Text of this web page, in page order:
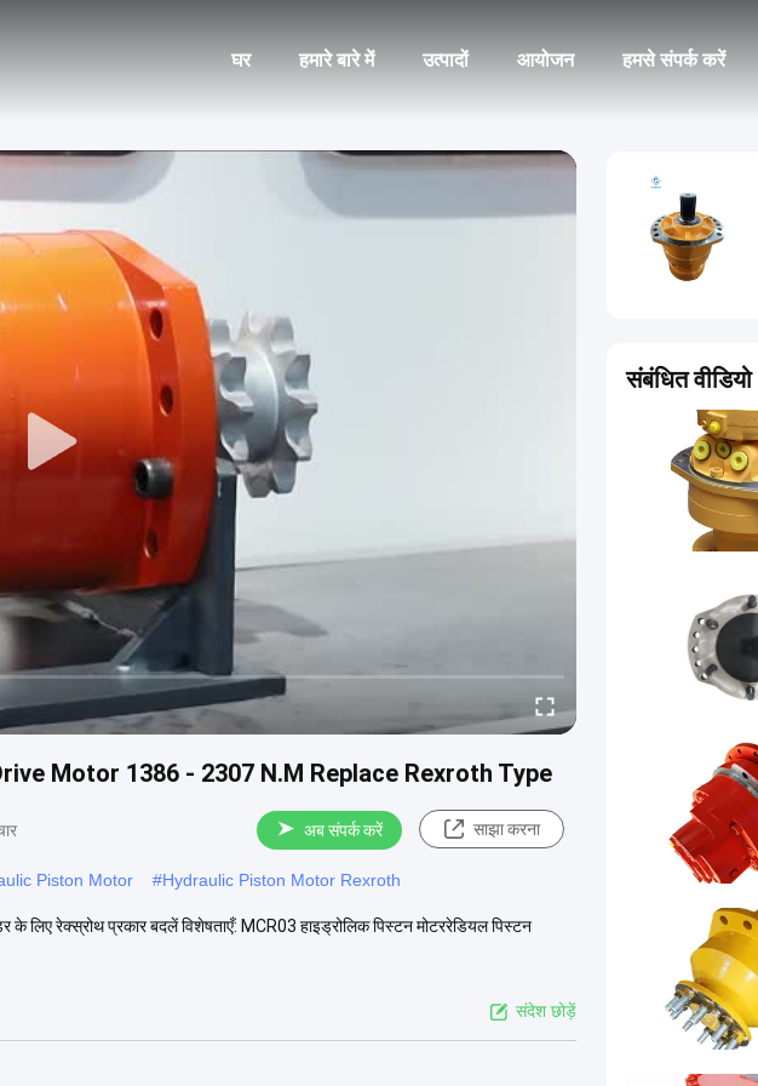
घर हमारे बारे में उत्पादों आयोजन हमसे संपर्क करें
Motor 1386 - 2307 N.M Replace Rexroth Type
अब संपर्क करें साझा करना
Piston Motor #Hydraulic Piston Motor Rexroth
लिए रेक्स्रोथ प्रकार बदलें विशेषताएँ: MCR03 हाइड्रोलिक पिस्टन मोटररेडियल पिस्टन
संदेश छोड़ें
संबंधित वीडियो